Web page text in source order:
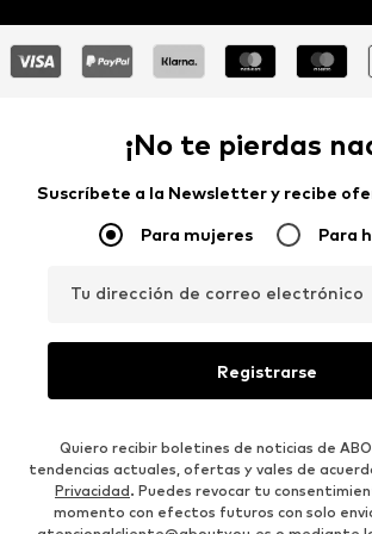
¡No te pierdas
Suscríbete a la Newsletter y recibe
Para mujeres Para
Tu dirección de correo electrónico
Registrarse
Quiero recibir boletines de noticias de
tendencias actuales, ofertas y vales de
Privacidad. Puedes revocar tu
momento con efectos futuros con solo